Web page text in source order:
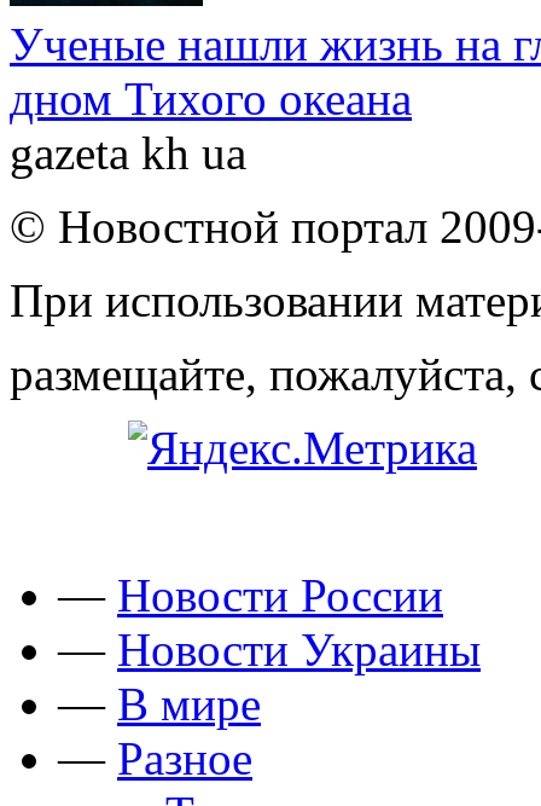
Ученые нашли жизнь на
дном Тихого океана
gazeta kh ua
© Новостной портал
При использовании
размещайте, пожалуйста,
— Новости России
— Новости Украины
— В мире
— Разное